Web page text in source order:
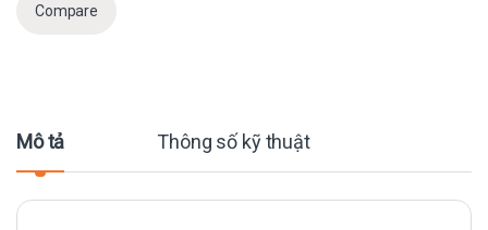
Compare
Mô tả Thông số kỹ thuật